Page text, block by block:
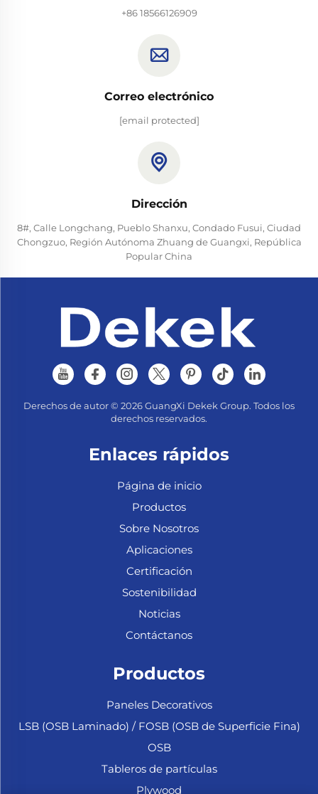
+86 18566126909
Correo electrónico
[email protected]
Dirección
8#, Calle Longchang, Pueblo Shanxu, Condado Fusui, Ciudad
Chongzuo, Región Autónoma Zhuang de Guangxi, República
Popular China
Derechos de autor © 2026 GuangXi Dekek Group. Todos los
derechos reservados.
Enlaces rápidos
Página de inicio
Productos
Sobre Nosotros
Aplicaciones
Certificación
Sostenibilidad
Noticias
Contáctanos
Productos
Paneles Decorativos
LSB (OSB Laminado) / FOSB (OSB de Superficie Fina)
OSB
Tableros de partículas
Plywood